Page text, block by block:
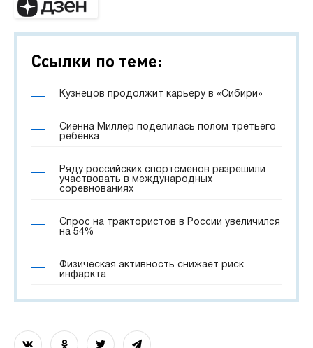
Ссылки по теме:
Кузнецов продолжит карьеру в «Сибири»
Сиенна Миллер поделилась полом третьего
ребёнка
Ряду российских спортсменов разрешили
участвовать в международных
соревнованиях
Спрос на трактористов в России увеличился
на 54%
Физическая активность снижает риск
инфаркта